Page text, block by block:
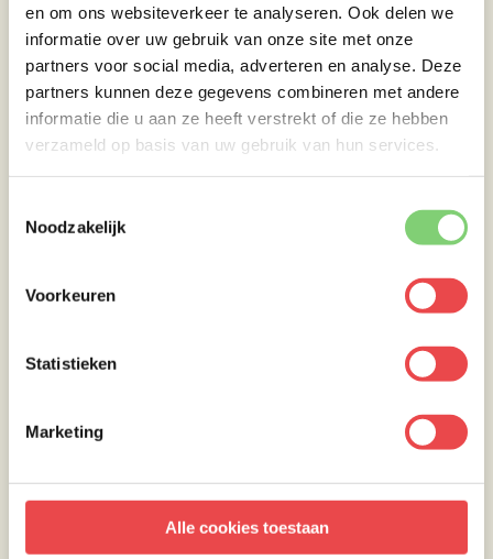
en om ons websiteverkeer te analyseren. Ook delen we
informatie over uw gebruik van onze site met onze
partners voor social media, adverteren en analyse. Deze
partners kunnen deze gegevens combineren met andere
informatie die u aan ze heeft verstrekt of die ze hebben
verzameld op basis van uw gebruik van hun services.
Noodzakelijk
Voorkeuren
Statistieken
Marketing
Alle cookies toestaan